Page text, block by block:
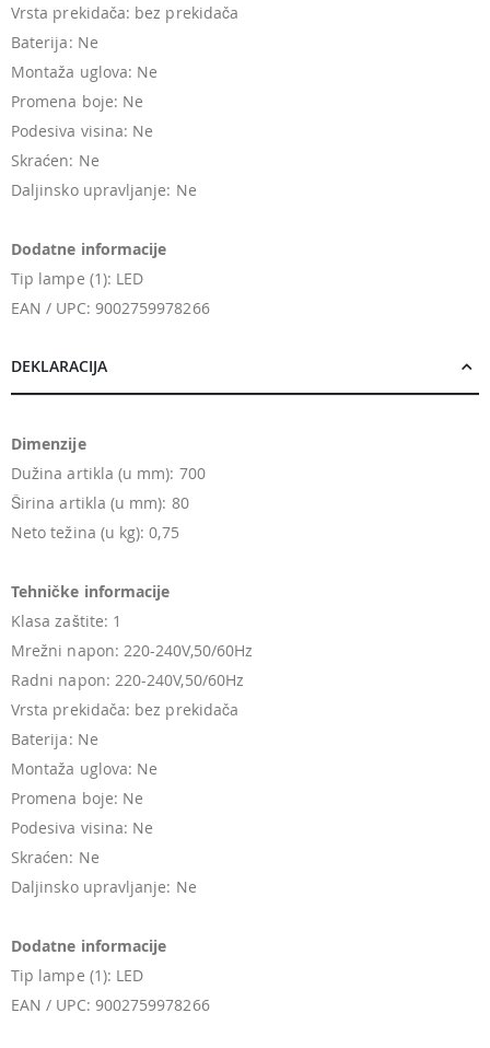
Vrsta prekidača: bez prekidača
Baterija: Ne
Montaža uglova: Ne
Promena boje: Ne
Podesiva visina: Ne
Skraćen: Ne
Daljinsko upravljanje: Ne
Dodatne informacije
Tip lampe (1): LED
EAN / UPC: 9002759978266
DEKLARACIJA
Dimenzije
Dužina artikla (u mm): 700
Širina artikla (u mm): 80
Neto težina (u kg): 0,75
Tehničke informacije
Klasa zaštite: 1
Mrežni napon: 220-240V,50/60Hz
Radni napon: 220-240V,50/60Hz
Vrsta prekidača: bez prekidača
Baterija: Ne
Montaža uglova: Ne
Promena boje: Ne
Podesiva visina: Ne
Skraćen: Ne
Daljinsko upravljanje: Ne
Dodatne informacije
Tip lampe (1): LED
EAN / UPC: 9002759978266